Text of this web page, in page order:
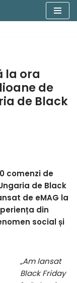
la ora
de
de Black
comenzi de
de Black
de eMAG la
din
social și
„Am lansat
Black Friday